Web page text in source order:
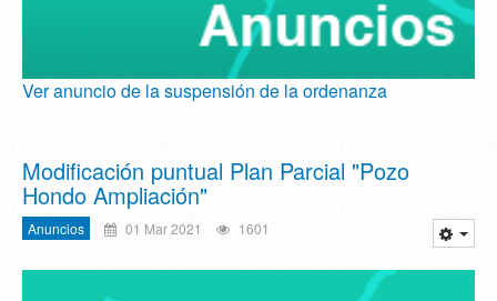
Ver anuncio de la suspensión de la ordenanza
Modificación puntual Plan Parcial "Pozo
Hondo Ampliación"
Anuncios 01 Mar 2021 1601